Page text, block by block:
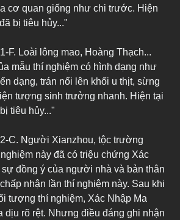
cơ quan giống như chi trước. Hiện
bị tiêu hủy..."
F. Loài lông mao, Hoàng Thạch...
mẫu thí nghiệm có hình dạng như
dạng, trán nổi lên khối u thịt, sừng
tượng sinh trưởng nhanh. Hiện tại
tiêu hủy..."
C. Người Xianzhou, tộc trường
này đã có triệu chứng Xác
đồng ý của người nhà và bản thân
nhận lần thí nghiệm này. Sau khi
tượng thí nghiệm, Xác Nhập Ma
dịu rõ rệt. Nhưng điều đáng ghi nhận